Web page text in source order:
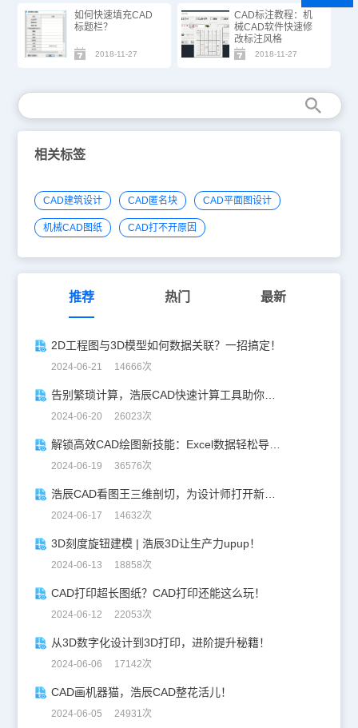
如何快速填充CAD
标题栏？
2018-11-27
CAD标注教程：机
械CAD软件快速修
改标注风格
2018-11-27
相关标签
CAD建筑设计 CAD匿名块 CAD平面图设计
机械CAD图纸 CAD打不开原因
推荐 热门 最新
2D工程图与3D模型如何数据关联？一招搞定！
2024-06-21 14666次
告别繁琐计算，浩辰CAD快速计算工具助你一臂之力！
2024-06-20 26023次
解锁高效CAD绘图新技能：Excel数据轻松导入CAD
2024-06-19 36576次
浩辰CAD看图王三维剖切，为设计师打开新世界的大门！
2024-06-17 14632次
3D刻度旋钮建模 | 浩辰3D让生产力upup！
2024-06-13 18858次
CAD打印超长图纸？CAD打印还能这么玩！
2024-06-12 22053次
从3D数字化设计到3D打印，进阶提升秘籍！
2024-06-06 17142次
CAD画机器猫，浩辰CAD整花活儿！
2024-06-05 24931次